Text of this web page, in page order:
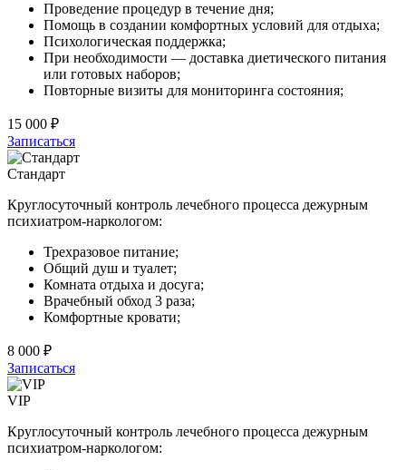
Проведение процедур в течение дня;
Помощь в создании комфортных условий для отдыха;
Психологическая поддержка;
При необходимости — доставка диетического питания
или готовых наборов;
Повторные визиты для мониторинга состояния;
15 000 ₽
Записаться
Стандарт
Круглосуточный контроль лечебного процесса дежурным
психиатром-наркологом:
Трехразовое питание;
Общий душ и туалет;
Комната отдыха и досуга;
Врачебный обход 3 раза;
Комфортные кровати;
8 000 ₽
Записаться
VIP
Круглосуточный контроль лечебного процесса дежурным
психиатром-наркологом: